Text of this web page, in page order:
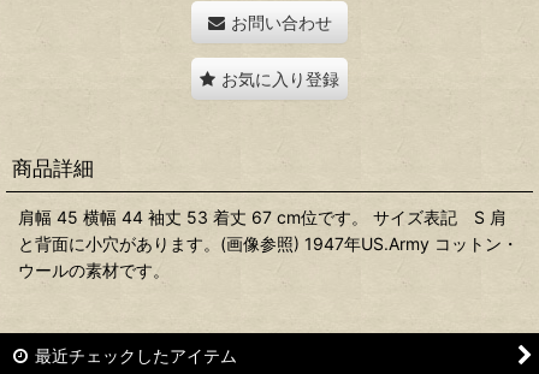
お問い合わせ
お気に入り登録
商品詳細
肩幅 45 横幅 44 袖丈 53 着丈 67 cm位です。 サイズ表記 S 肩
と背面に小穴があります。(画像参照) 1947年US.Army コットン・
ウールの素材です。
最近チェックしたアイテム